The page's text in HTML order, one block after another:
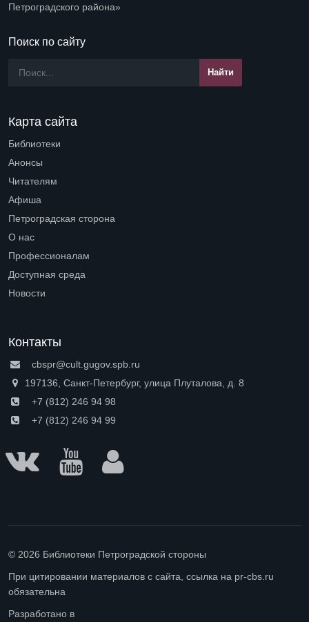
Петроградского района»
Поиск по сайту
Карта сайта
Библиотеки
Анонсы
Читателям
Афиша
Петроградская сторона
О нас
Профессионалам
Доступная среда
Новости
Контакты
cbspr@cult.gugov.spb.ru
197136, Санкт-Петербург, улица Плуталова, д. 8
+7 (812) 246 94 98
+7 (812) 246 94 99
© 2026 Библиотеки Петроградской стороны
При цитировании материалов с сайта, ссылка на pr-cbs.ru
обязательна
Разработано в